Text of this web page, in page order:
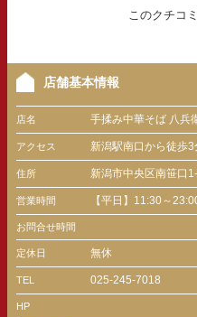
このクチコ
店舗基本情報
店名 手揉み中華そば 八兵
アクセス 新潟駅南口から徒歩
住所 新潟市中央区南笹口
営業時間 【平日】11:30～
お問合せ時間
定休日 無休
TEL 025-245-7018
HP